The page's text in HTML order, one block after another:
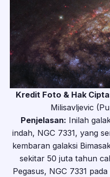
Kredit Foto & Hak
Milisavljevic
Penjelasan: Inilah
indah, NGC 7331, yang
kembaran galaksi
sekitar 50 juta tahun
Pegasus, NGC 7331